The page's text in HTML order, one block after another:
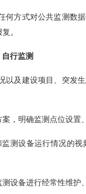
方式对公共监测数
。
行监测
及建设项目、突发
明确监测点位设置
测设备运行情况的
备进行经常性维护